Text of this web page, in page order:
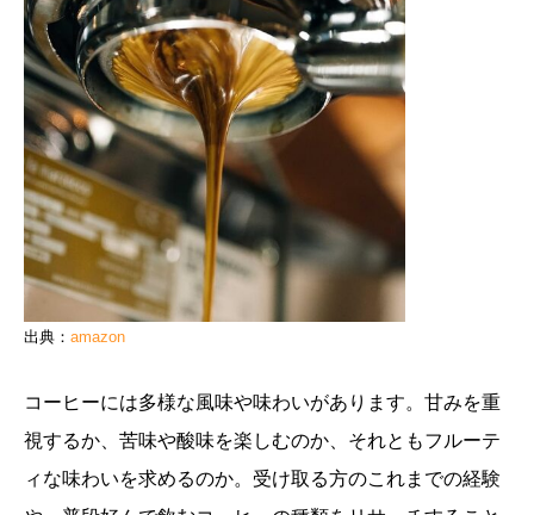
出典： amazon
コーヒーには多様な風味や味わいがあります。甘みを重
視するか、苦味や酸味を楽しむのか、それともフルーテ
ィな味わいを求めるのか。受け取る方のこれまでの経験